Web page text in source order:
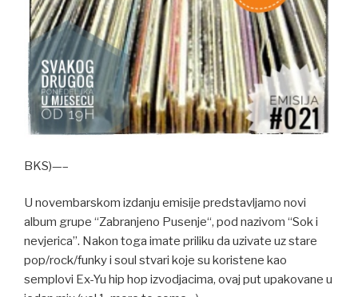
BKS)—–
U novembarskom izdanju emisije predstavljamo novi
album grupe “Zabranjeno Pusenje“, pod nazivom “Sok i
nevjerica”. Nakon toga imate priliku da uzivate uz stare
pop/rock/funky i soul stvari koje su koristene kao
semplovi Ex-Yu hip hop izvodjacima, ovaj put upakovane u